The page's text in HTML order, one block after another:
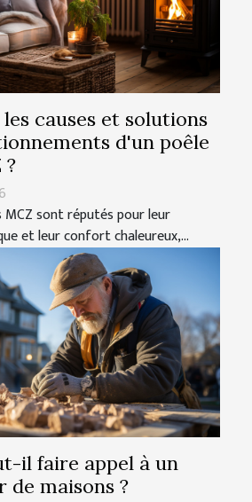
causes et solutions
d'un poêle
?
MCZ sont réputés pour leur
et leur confort chaleureux,...
il faire appel à un
maisons ?